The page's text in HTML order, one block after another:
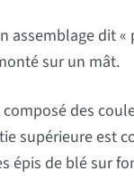
assemblage dit
sur un mât.
des
supérieure est
épis de blé sur